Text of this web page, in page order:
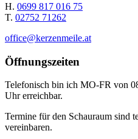
H. 0699 817 016 75
T. 02752 71262
office@kerzenmeile.at
Öffnungszeiten
Telefonisch bin ich MO-FR von
Uhr erreichbar.
Termine für den Schauraum sind
vereinbaren.